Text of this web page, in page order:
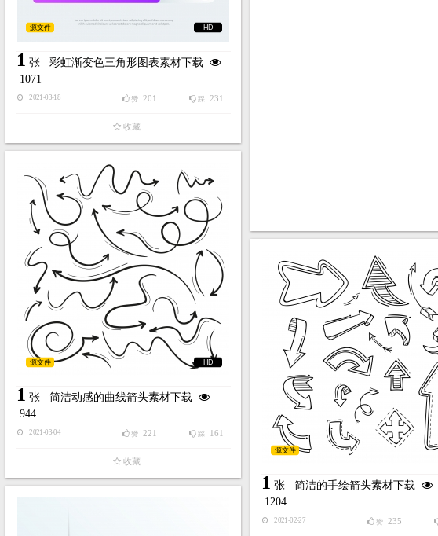
HD
源文件
1 张 彩虹渐变色三角形图表素材下载
1071
2021-03-18 踩 231
赞 201
收藏
HD
源文件
1 张 简洁动感的曲线箭头素材下载
944
2021-03-04 踩 161
赞 221
收藏
源文件
1 张 简洁的手绘箭头素材下载
1204
2021-02-27 赞 235